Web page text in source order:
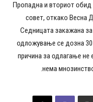
Пропадна и вториот обид
совет, откако Весна
Седницата закажана
одложување се дозна
причина за одлагање не
нема